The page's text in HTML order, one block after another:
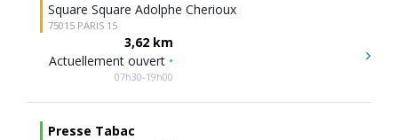
Square Square Adolphe Cherioux
75015 PARIS 15
3,62 km
Actuellement ouvert •
07h30-19h00
Presse Tabac